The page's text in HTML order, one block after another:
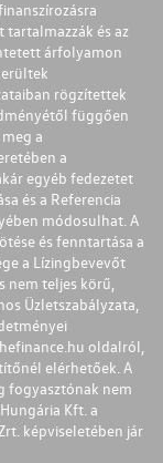
és az
árfolyamon
rögzítettek
függően
a
a
egyéb fedezetet
és a Referencia
módosulhat. A
és fenntartása a
a Lízingbevevőt
nem teljes körű,
Üzletszabályzata,
oldalról,
elérhetőek. A
fogyasztónak nem
Kft. a
képviseletében jár